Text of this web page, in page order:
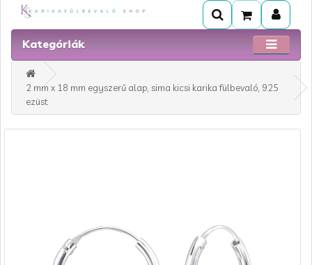
Kategóriák
2 mm x 18 mm egyszerű alap, sima kicsi karika fülbevaló, 925
ezüst